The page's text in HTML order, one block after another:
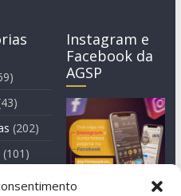
(202)
(101)
Instagram e
Facebook da
AGSP